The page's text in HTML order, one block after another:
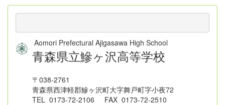
Aomori Prefectural Ajigasawa High School
青森県立鰺ヶ沢高等学校
〒038-2761
青森県西津軽郡鰺ヶ沢町大字舞戸町字小夜72
TEL 0173-72-2106 FAX 0173-72-2510